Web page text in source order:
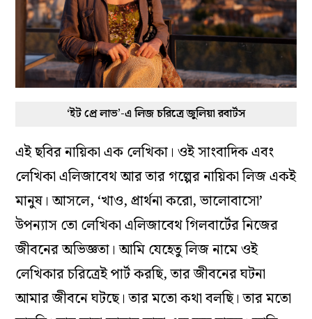
‘ইট প্রে লাভ’-এ লিজ চরিত্রে জুলিয়া রবার্টস
এই ছবির নায়িকা এক লেখিকা। ওই সাংবাদিক এবং
লেখিকা এলিজাবেথ আর তার গল্পের নায়িকা লিজ একই
মানুষ। আসলে, ‘খাও, প্রার্থনা করো, ভালোবাসো’
উপন্যাস তো লেখিকা এলিজাবেথ গিলবার্টের নিজের
জীবনের অভিজ্ঞতা। আমি যেহেতু লিজ নামে ওই
লেখিকার চরিত্রেই পার্ট করছি, তার জীবনের ঘটনা
আমার জীবনে ঘটছে। তার মতো কথা বলছি। তার মতো